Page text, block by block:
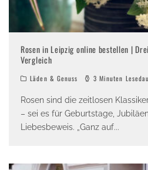
Rosen in Leipzig online bestellen |
Vergleich
Läden & Genuss 3 Minuten
Rosen sind die zeitlosen
– sei es für Geburtstage,
Liebesbeweis. „Ganz auf...